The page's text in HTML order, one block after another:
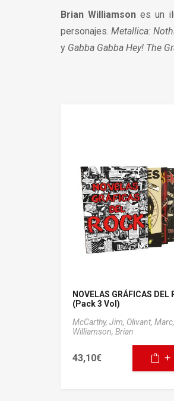
Brian Williamson es un
personajes.Metallica:
y Gabba Gabba Hey! The
NOVELAS GRÁFICAS DEL
(Pack 3 Vol)
McCarthy, Jim, Olivant, Marc,
Williamson, Brian
43,10€